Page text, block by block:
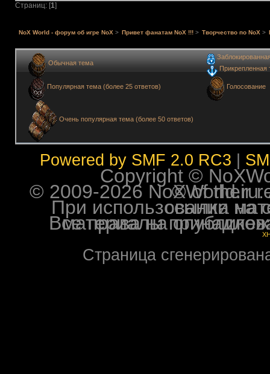
Страниц: [1]
NoX World - форум об игре NoX> Привет фанатам NoX !!! > Творчество по NoX >
Обычная тема
Популярная тема (более 25 ответов)
Очень популярная тема (более 50 ответов)
Прикрепленная
Голосование
Powered by SMF 2.0 RC3
Copyright ©
© 2009-2026 NoXWorld.ru. All
При использовании
Все права на опубликованные на форуме
Страница